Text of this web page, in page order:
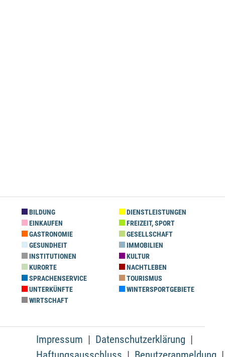
BILDUNG
DIENSTLEISTUNGEN
EINKAUFEN
FREIZEIT, SPORT
GASTRONOMIE
GESELLSCHAFT
GESUNDHEIT
IMMOBILIEN
INSTITUTIONEN
KULTUR
KURORTE
NACHTLEBEN
SPRACHENSERVICE
TOURISMUS
UNTERKÜNFTE
WINTERSPORTGEBIETE
WIRTSCHAFT
Impressum
Datenschutzerklärung